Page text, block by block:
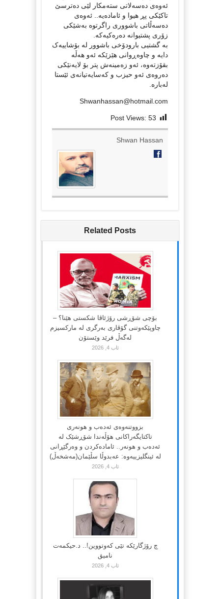
ئەوەی دەسەلاتی ستەمکار لێی دەترسێ
تاکێکی پڕ هیوا و ئامادەیە.. ئەوەی
دەسەڵاتی باشووری راگرتوە بەشێکی
زۆری پشتیوانە دەرەکیەکە.
بە گشتیی بارودۆخی باشوور لە بۆشاییەک
دایە و چاوەڕوانی هێزێکە ئەو هەڵە
بقۆزتەوە، ئەو زەمینەش پتر بۆ لایەنێکی
دەروەی ئەو حیزب و کەسایەتیانەی ئێستا
لەبارە.
Shwanhassan@hotmail.com
Post Views: 53
Shwan Hassan
Related Posts
بۆچی شۆڕشی رۆژئاڤا شکستی هێنا؟ –
چاوپێکەوتنی گۆڤاری بەرگری لە مارکسیزم
لەگەڵ فرێد وێستۆن
ئاب 4, 2026
بزووتنەوەی ئەدەب و هونەری
تاکتایگەراکانی هۆڵەندا شۆڕشێک لە
ئەدەب و هونەر.. ئامادەکردن و وەرگێڕانی
لە ئینگلیزییەوە: عەبدوڵا سڵێمان(مەشخەڵ)
ئاب 4, 2026
چ رۆژگارێکە تێی کەوتووین!.. د.حیکمەت
نامیق
ئاب 4, 2026